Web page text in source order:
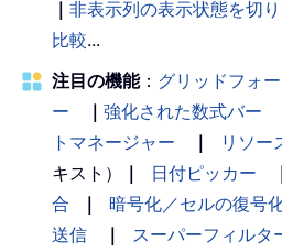
｜ 非表示列の表示状態を切り
比較...
注目の機能： グリッドフォ
ー
｜ 強化された数式バー
トマネージャー
｜ リソー
キスト）
｜ 日付ピッカー
合
｜ 暗号化／セルの復号
送信
｜ スーパーフィルタ